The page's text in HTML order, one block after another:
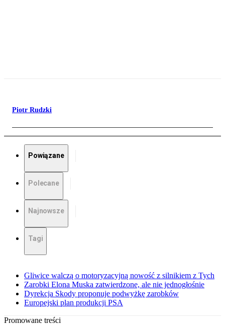
Piotr Rudzki
Powiązane
Polecane
Najnowsze
Tagi
Gliwice walczą o motoryzacyjną nowość z silnikiem z Tych
Zarobki Elona Muska zatwierdzone, ale nie jednogłośnie
Dyrekcja Skody proponuje podwyżkę zarobków
Europejski plan produkcji PSA
Promowane treści